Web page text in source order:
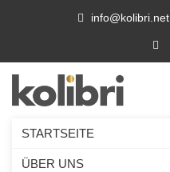
info@kolibri.net
STARTSEITE
ÜBER UNS